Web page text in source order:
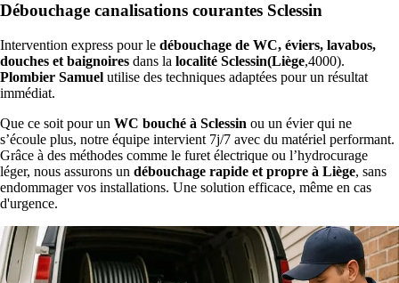
Débouchage canalisations courantes Sclessin
Intervention express pour le débouchage de WC, éviers, lavabos,
douches et baignoires dans la localité Sclessin(Liège,4000).
Plombier Samuel utilise des techniques adaptées pour un résultat
immédiat.
Que ce soit pour un WC bouché à Sclessin ou un évier qui ne
s’écoule plus, notre équipe intervient 7j/7 avec du matériel performant.
Grâce à des méthodes comme le furet électrique ou l’hydrocurage
léger, nous assurons un débouchage rapide et propre à Liège, sans
endommager vos installations. Une solution efficace, même en cas
d'urgence.